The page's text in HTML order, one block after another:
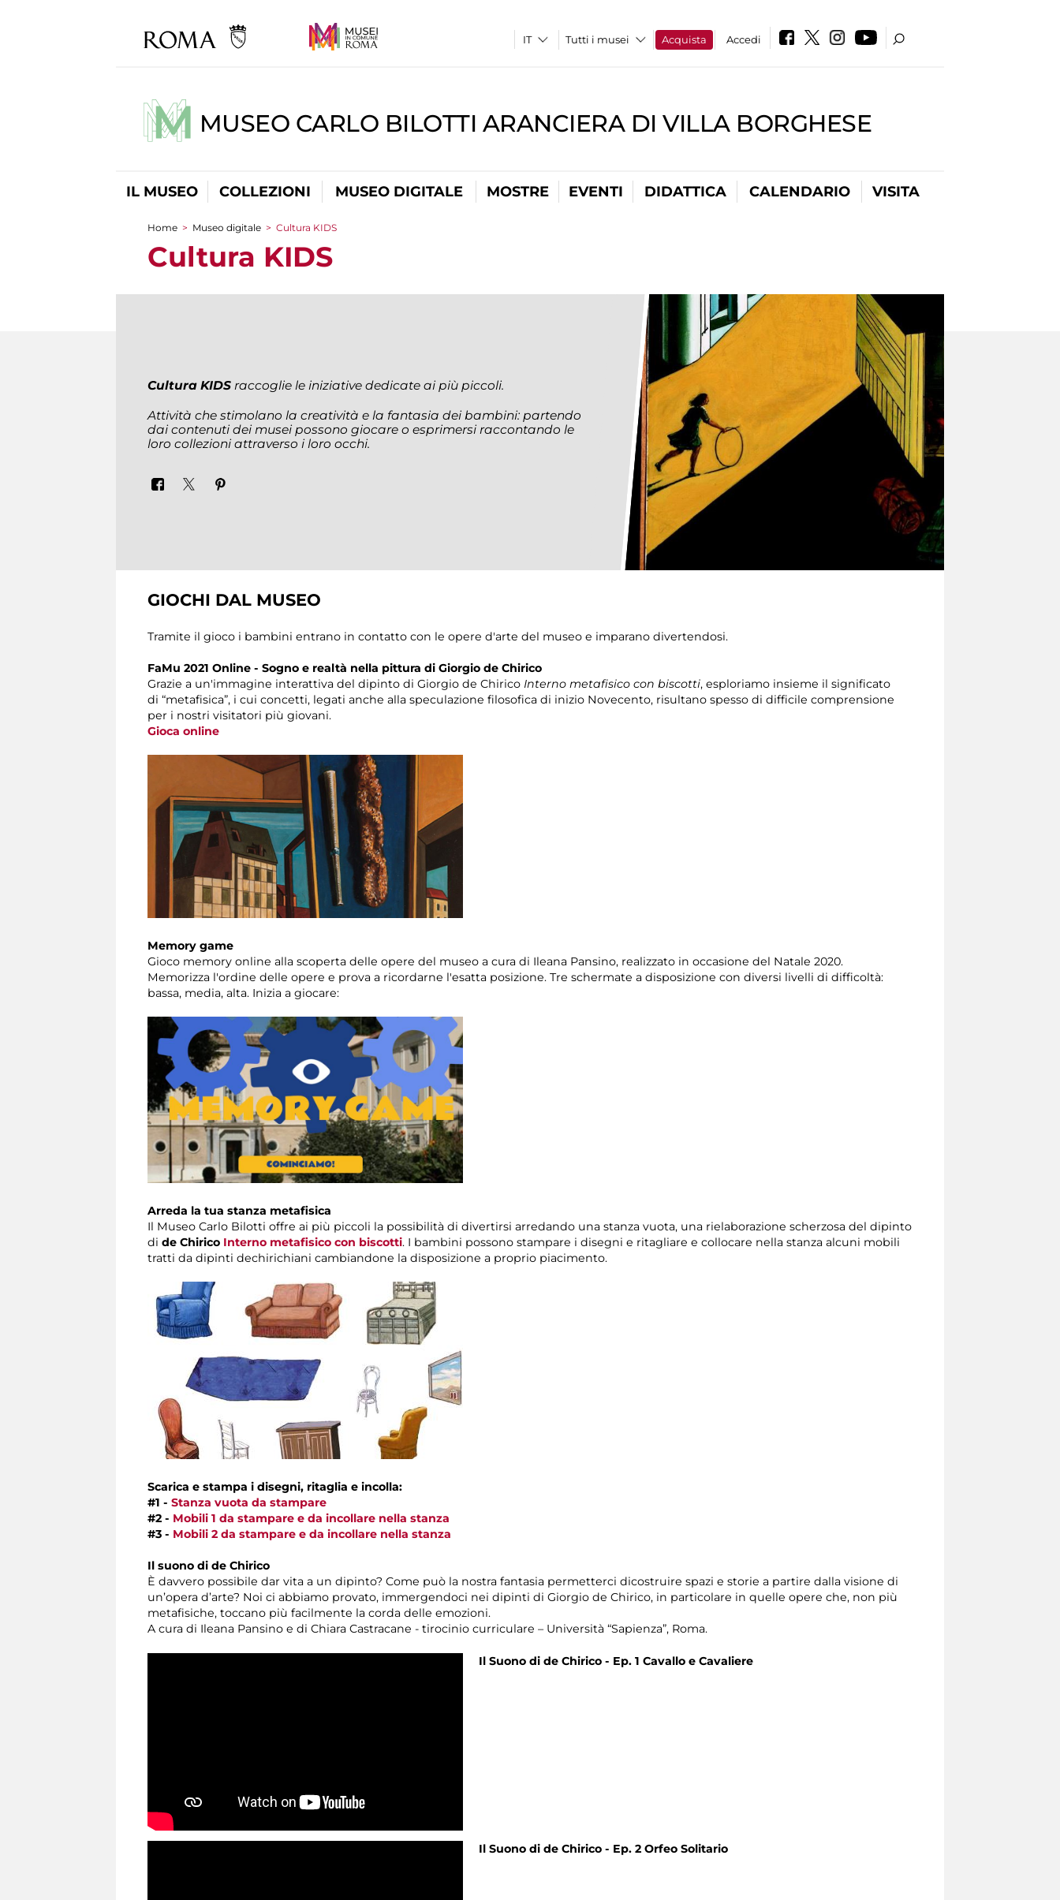
Tutti i musei Acquista Accedi
MUSEO CARLO BILOTTI ARANCIERA DI VILLA BORGHESE
IL MUSEO COLLEZIONI MUSEO DIGITALE MOSTRE EVENTI DIDATTICA CALENDARIO VISITA
Tu sei qui
Home > Museo digitale > Cultura KIDS
Cultura KIDS
Cultura KIDS raccoglie le iniziative dedicate ai più piccoli.
Attività che stimolano la creatività e la fantasia dei bambini: partendo
dai contenuti dei musei possono giocare o esprimersi raccontando le
loro collezioni attraverso i loro occhi.
GIOCHI DAL MUSEO
Tramite il gioco i bambini entrano in contatto con le opere d'arte del museo e imparano divertendosi.
FaMu 2021 Online - Sogno e realtà nella pittura di Giorgio de Chirico
Grazie a un'immagine interattiva del dipinto di Giorgio de Chirico Interno metafisico con biscotti, esploriamo insieme il significato
di “metafisica”, i cui concetti, legati anche alla speculazione filosofica di inizio Novecento, risultano spesso di difficile comprensione
per i nostri visitatori più giovani.
Gioca online
Memory game
Gioco memory online alla scoperta delle opere del museo a cura di Ileana Pansino, realizzato in occasione del Natale 2020.
Memorizza l'ordine delle opere e prova a ricordarne l'esatta posizione. Tre schermate a disposizione con diversi livelli di difficoltà:
bassa, media, alta. Inizia a giocare:
Arreda la tua stanza metafisica
Il Museo Carlo Bilotti offre ai più piccoli la possibilità di divertirsi arredando una stanza vuota, una rielaborazione scherzosa del dipinto
di de Chirico Interno metafisico con biscotti. I bambini possono stampare i disegni e ritagliare e collocare nella stanza alcuni mobili
tratti da dipinti dechirichiani cambiandone la disposizione a proprio piacimento.
Scarica e stampa i disegni, ritaglia e incolla:
#1 - Stanza vuota da stampare
#2 - Mobili 1 da stampare e da incollare nella stanza
#3 - Mobili 2 da stampare e da incollare nella stanza
Il suono di de Chirico
È davvero possibile dar vita a un dipinto? Come può la nostra fantasia permetterci dicostruire spazi e storie a partire dalla visione di
un’opera d’arte? Noi ci abbiamo provato, immergendoci nei dipinti di Giorgio de Chirico, in particolare in quelle opere che, non più
metafisiche, toccano più facilmente la corda delle emozioni.
A cura di Ileana Pansino e di Chiara Castracane - tirocinio curriculare – Università “Sapienza”, Roma.
Il Suono di de Chirico - Ep. 1 Cavallo e Cavaliere
Il Suono di de Chirico - Ep. 2 Orfeo Solitario